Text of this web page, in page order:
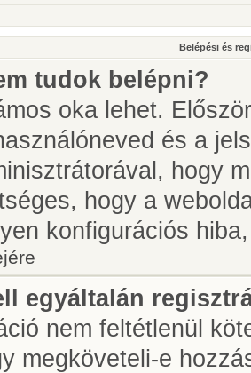
Belépési és
tudok belépni?
oka lehet.
és a
hogy
hogy a
konfigurációs
egyáltalán
nem feltétlenül
megköveteli-e